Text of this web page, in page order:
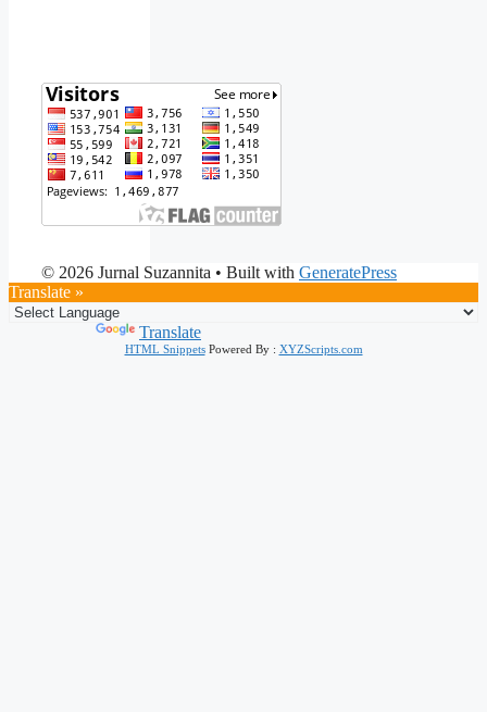
© 2026 Jurnal Suzannita • Built with GeneratePress
Translate »
Translate
HTML SnippetsPowered By : XYZScripts.com